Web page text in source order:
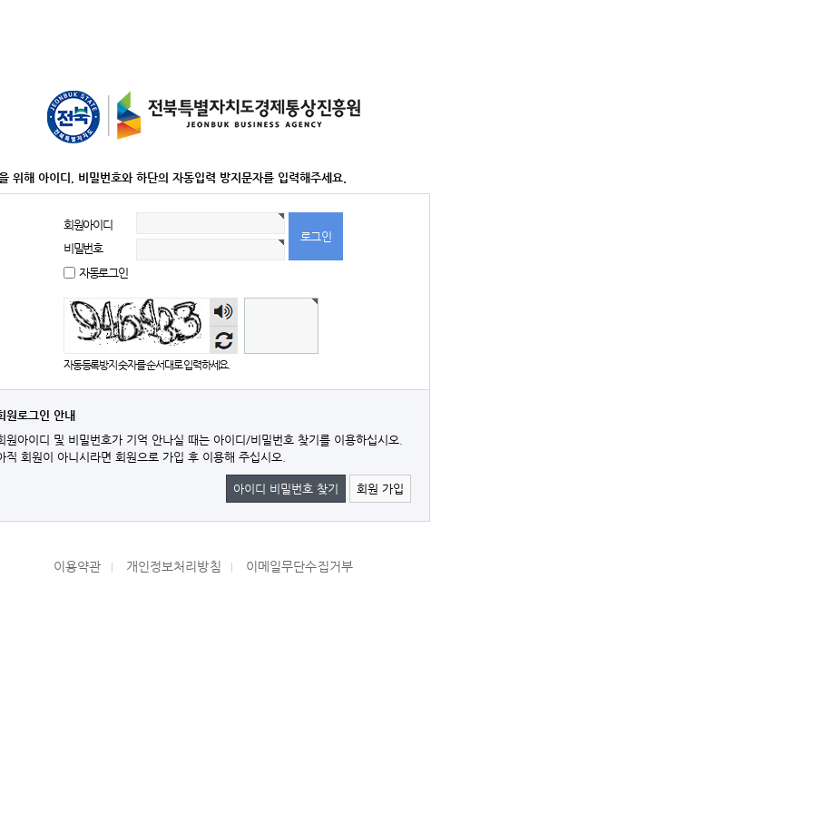
위해 아이디, 비밀번호와 하단의 자동입력 방지문자를 입력해주세요.
회원아이디
비밀번호
자동로그인
숫자
음성
듣기
자동등록방지 숫자를 순서대로 입력하세요.
원로그인 안내
원아이디 및 비밀번호가 기억 안나실 때는 아이디/비밀번호 찾기를 이용하십시오.
직 회원이 아니시라면 회원으로 가입 후 이용해 주십시오.
아이디 비밀번호 찾기 회원 가입
이용약관 개인정보처리방침 이메일무단수집거부